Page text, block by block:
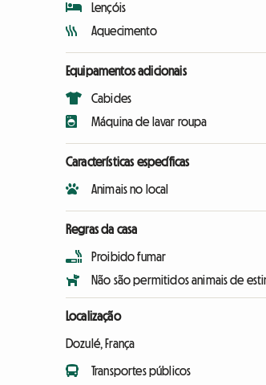
Lençóis
Aquecimento
Equipamentos adicionais
Cabides
Máquina de lavar roupa
Características específicas
Animais no local
Regras da casa
Proibido fumar
Não são permitidos animais de
Localização
Dozulé, França
Transportes públicos